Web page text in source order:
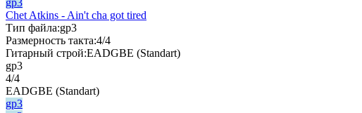
Chet Atkins - Ain't cha got tired
Тип файла:gp3
Размерность такта:4/4
Гитарный строй:EADGBE (Standart)
gp3
4/4
EADGBE (Standart)
gp3